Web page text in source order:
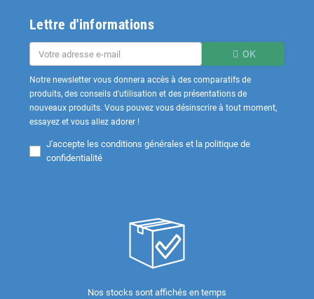
Lettre d'informations
OK
Notre newsletter vous donnera accès à des comparatifs de
produits, des conseils d'utilisation et des présentations de
nouveaux produits. Vous pouvez vous désinscrire à tout moment,
essayez et vous allez adorer !
J'accepte les conditions générales et la politique de
confidentialité
Nos stocks sont affichés en temps